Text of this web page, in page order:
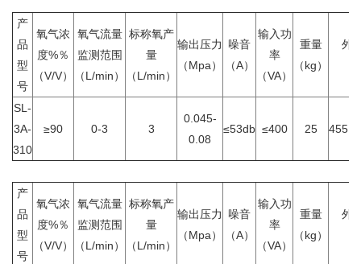
产
品
型
号
氧气浓
度%％
（V/V）
氧气流量
监测范围
（L/min）
标称氧产
量
（L/min）
输出压力
（Mpa）
噪音
（A）
输入功
率
（VA）
重量
（kg）
外
SL-
3A-
310
≥90 0-3 3
0.045-
0.08
≤53db ≤400 25
产
品
型
号
氧气浓
度%％
（V/V）
氧气流量
监测范围
（L/min）
标称氧产
量
（L/min）
输出压力
（Mpa）
噪音
（A）
输入功
率
（VA）
重量
（kg）
外